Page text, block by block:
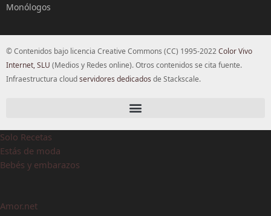
Monólogos
© Contenidos bajo licencia Creative Commons (CC) 1995-2022Color Vivo
Internet, SLU (Medios y Redes online). Otros contenidos se cita fuente.
Infraestructura cloudservidores dedicados de Stackscale.
Solo Recetas
Estás de moda
Bebés y embarazos
Amor.net